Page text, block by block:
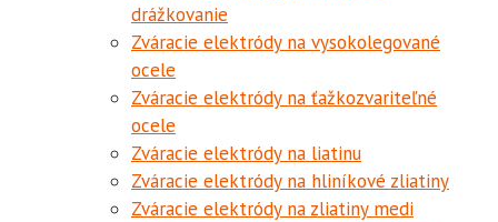
drážkovanie
Zváracie elektródy na vysokolegované
ocele
Zváracie elektródy na ťažkozvariteľné
ocele
Zváracie elektródy na liatinu
Zváracie elektródy na hliníkové zliatiny
Zváracie elektródy na zliatiny medi